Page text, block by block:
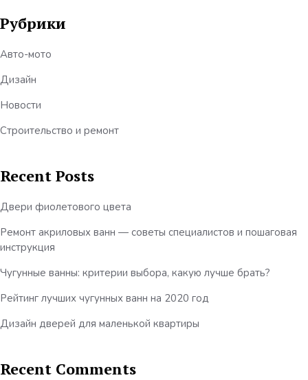
Рубрики
Авто-мото
Дизайн
Новости
Строительство и ремонт
Recent Posts
Двери фиолетового цвета
Ремонт акриловых ванн — советы специалистов и пошаговая
инструкция
Чугунные ванны: критерии выбора, какую лучше брать?
Рейтинг лучших чугунных ванн на 2020 год
Дизайн дверей для маленькой квартиры
Recent Comments